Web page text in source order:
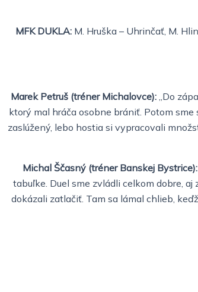
MFK DUKLA:M. Hruška – Uhrinčať, M.
Marek Petruš (tréner Michalovce):„Do
ktorý mal hráča osobne brániť. Potom
zaslúžený, lebo hostia si vypracovali
Michal Ščasný (tréner Banskej Bystrice):
tabuľke. Duel sme zvládli celkom dobre,
dokázali zatlačiť. Tam sa lámal chlieb,